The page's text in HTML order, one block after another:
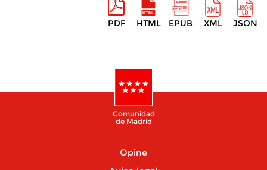
PDF HTML EPUB XML JSON
Comunidad
de Madrid
Opine